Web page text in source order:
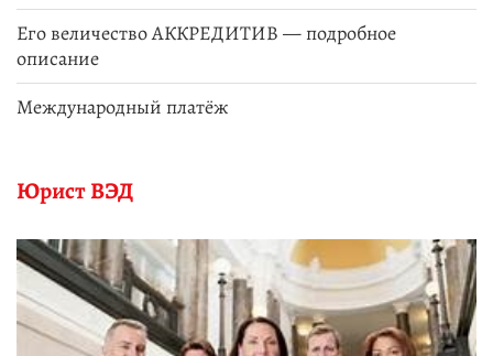
Его величество АККРЕДИТИВ — подробное
описание
Международный платёж
Юрист ВЭД